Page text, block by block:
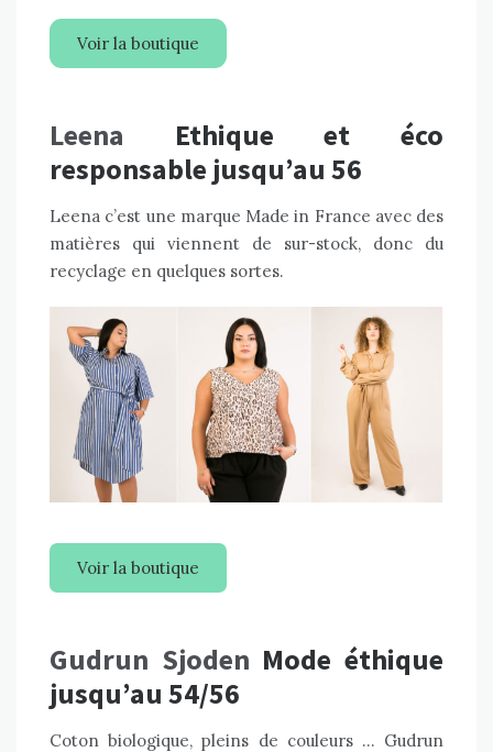
Voir la boutique
Leena Ethique et éco
responsable jusqu’au 56
Leena c’est une marque Made in France avec des
matières qui viennent de sur-stock, donc du
recyclage en quelques sortes.
Voir la boutique
Gudrun Sjoden Mode éthique
jusqu’au 54/56
Coton biologique, pleins de couleurs … Gudrun